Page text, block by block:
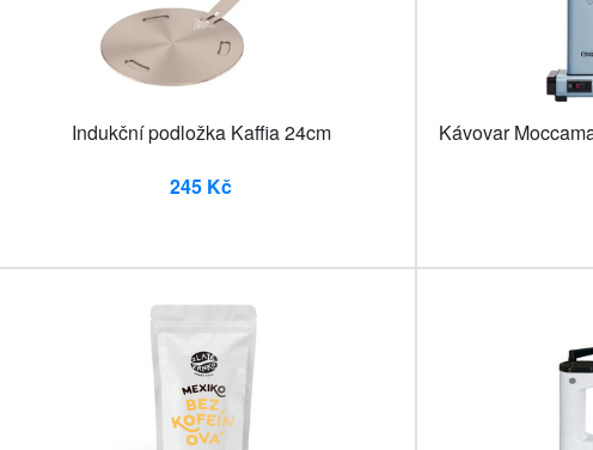
Indukční podložka Kaffia 24cm
245 Kč
Kávovar